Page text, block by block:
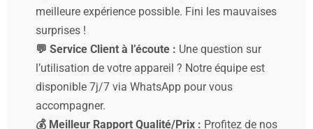
meilleure expérience possible. Fini les mauvaises
surprises !
💬 Service Client à l’écoute : Une question sur
l’utilisation de votre appareil ? Notre équipe est
disponible 7j/7 via WhatsApp pour vous
accompagner.
💰 Meilleur Rapport Qualité/Prix : Profitez de nos